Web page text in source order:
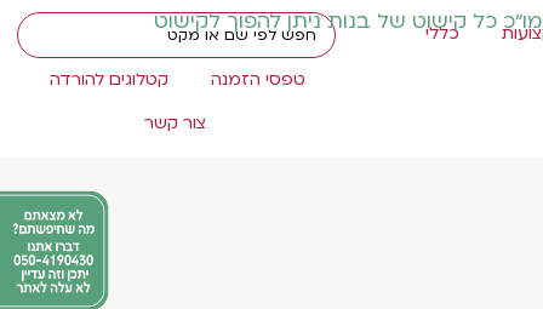
כל קישוט של בנות ניתן להפוך לקישוט
כללי
טפסי הזמנה
קטלוגים להורדה
צור קשר